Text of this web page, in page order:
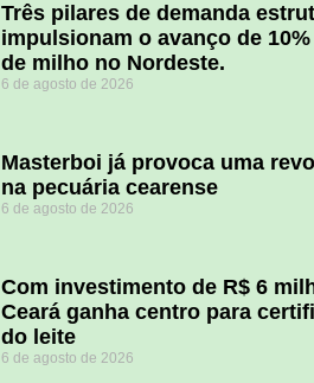
​Três pilares de demanda
impulsionam o avanço de 10%
de milho no Nordeste.
6 de agosto de 2026
Masterboi já provoca uma
na pecuária cearense
6 de agosto de 2026
Com investimento de R$ 6
Ceará ganha centro para
do leite
6 de agosto de 2026